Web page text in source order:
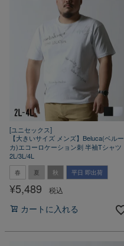
[ユニセックス]
【大きいサイズ メンズ】Beluca(ベルー
カ)エコーロケーション刺 半袖Tシャツ
2L/3L/4L
春 夏 秋 平日 即出荷
¥5,489 税込
カートに入れる